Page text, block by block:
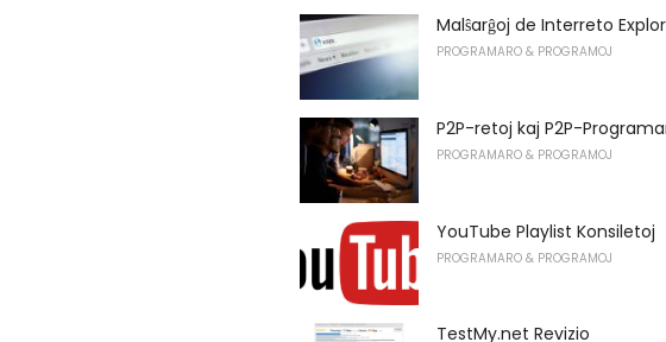
Malŝarĝoj de Interreto
PROGRAMARO & PROGRAMOJ
P2P-retoj kaj P2P-
PROGRAMARO & PROGRAMOJ
YouTube Playlist Konsiletoj
PROGRAMARO & PROGRAMOJ
TestMy.net Revizio